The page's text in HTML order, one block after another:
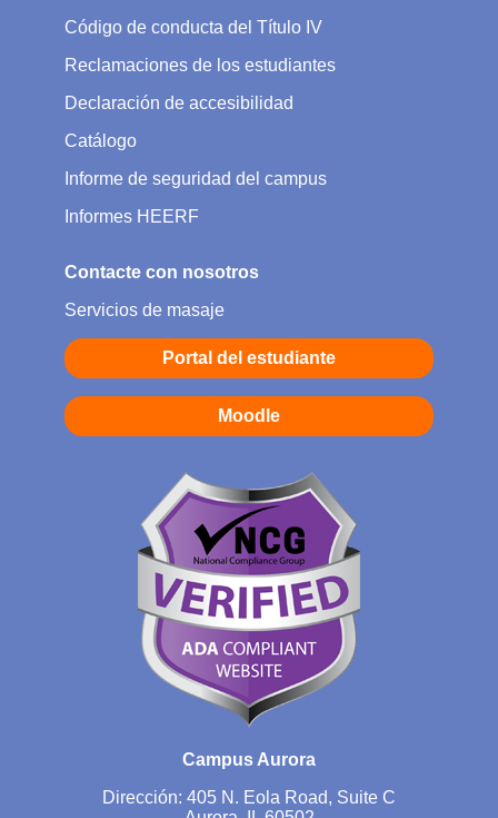
Código de conducta del Título IV
Reclamaciones de los estudiantes
Declaración de accesibilidad
Catálogo
Informe de seguridad del campus
Informes HEERF
Contacte con nosotros
Servicios de masaje
Portal del estudiante
Moodle
Campus Aurora
Dirección: 405 N. Eola Road, Suite C